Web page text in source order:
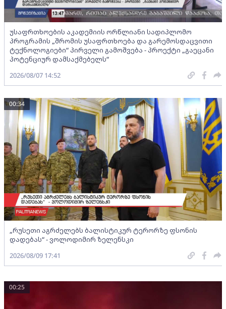
უსაფრთხოების აკადემიის ორწლიანი სადიპლომო
პროგრამის „შრომის უსაფრთხოება და გარემოსდაცვითი
ტექნოლოგიები“ პირველი გამოშვება - პროექტი „გაეცანი
პოტენციურ დამსაქმებელს“
2026/08/07 14:52
„რუსეთი აგრძელებს ბალისტიკურ ტერორზე ფსონის
დადებას“ - ვოლოდიმირ ზელენსკი
00:34
2026/08/09 17:41
00:25